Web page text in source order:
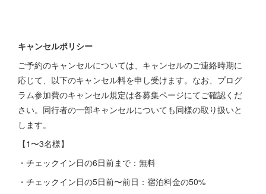
キャンセルポリシー
ご予約のキャンセルについては、キャンセルのご連絡時期に
応じて、以下のキャンセル料を申し受けます。なお、プログ
ラム参加費のキャンセル規定は各募集ページにてご確認くだ
さい。同行者の一部キャンセルについても同様の取り扱いと
します。
【1〜3名様】
・チェックイン日の6日前まで：無料
・チェックイン日の5日前〜前日：宿泊料金の50%